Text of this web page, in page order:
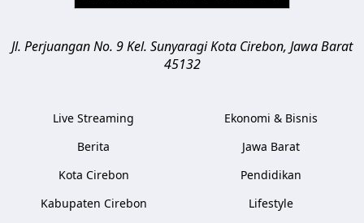
Jl. Perjuangan No. 9 Kel. SunyaragiKota Cirebon, Jawa Barat
45132
Live Streaming
Berita
Kota Cirebon
Kabupaten Cirebon
Ekonomi & Bisnis
Jawa Barat
Pendidikan
Lifestyle